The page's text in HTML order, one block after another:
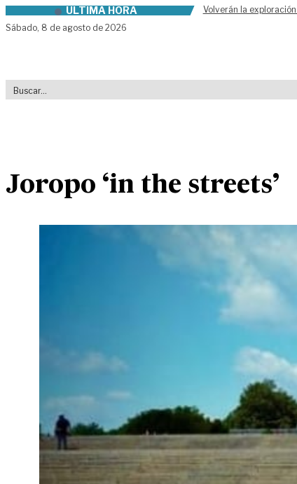
Skip to contentÚLTIMA HORA
Volverán la
Sábado, 8 de agosto de 2026
Joropo ‘in the streets’